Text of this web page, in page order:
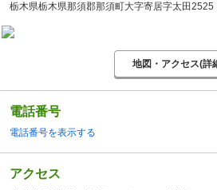
栃木県栃木県那須郡那須町大字寄居字太田2525
地図・アクセス(詳
電話番号
電話番号を表示する
アクセス